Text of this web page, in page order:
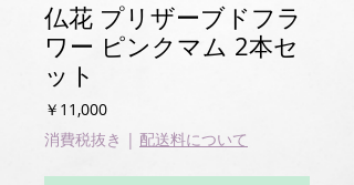
仏花 プリザーブドフラ
ワー ピンクマム 2本セ
ット
￥11,000価
格
消費税抜き | 配送料について